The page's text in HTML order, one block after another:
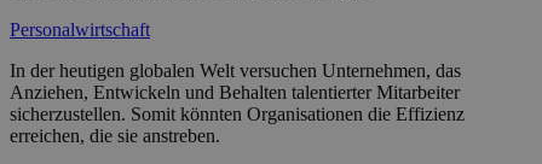
Personalwirtschaft
In der heutigen globalen Welt versuchen Unternehmen, das
Anziehen, Entwickeln und Behalten talentierter Mitarbeiter
sicherzustellen. Somit könnten Organisationen die Effizienz
erreichen, die sie anstreben.